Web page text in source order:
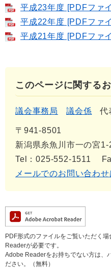
平成23年度 [PDFファ
平成22年度 [PDFファ
平成21年度 [PDFファ
このページに関する
議会事務局 議会係 代
〒941-8501
新潟県糸魚川市一の宮
Tel：025-552-1511
メールでのお問い合わせ
PDF形式のファイルをご覧いただく
Readerが必要です。
Adobe Readerをお持ちでない方は、
ださい。（無料）